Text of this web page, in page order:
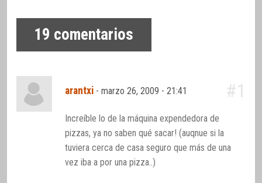
19 comentarios
arantxi -marzo 26, 2009 - 21:41 #1
Increíble lo de la máquina expendedora de
pizzas, ya no saben qué sacar! (auqnue si la
tuviera cerca de casa seguro que más de una
vez iba a por una pizza..)